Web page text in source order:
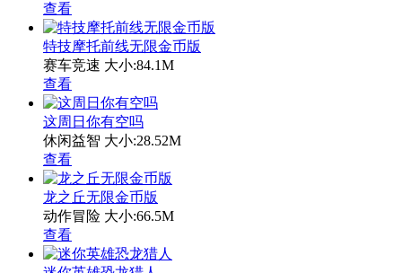
查看
特技摩托前线无限金币版
赛车竞速 大小:84.1M
查看
这周日你有空吗
休闲益智 大小:28.52M
查看
龙之丘无限金币版
动作冒险 大小:66.5M
查看